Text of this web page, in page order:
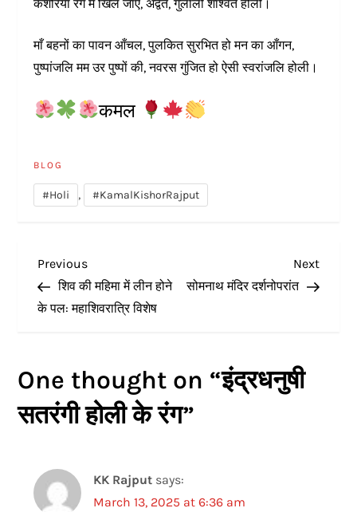
केशरिया रंग में खिल जाए, अद्वैत, गुलाली शाश्वत होली।
माँ बहनों का पावन आँचल, पुलकित सुरभित हो मन का आँगन,
पुष्पांजलि मम उर पुष्पों की, नवरस गुंजित हो ऐसी स्वरांजलि होली।
कमल
BLOG
#Holi , #KamalKishorRajput
P
o
t
n
v
Previous
Post
Previous
शिव की महिमा में लीन होने
के पल: महाशिवरात्रि विशेष
Next
Post
Next
सोमनाथ मंदिर दर्शनोपरांत
One thought on “इंद्रधनुषी
सतरंगी होली के रंग”
KK Rajput says:
March 13, 2025 at 6:36 am